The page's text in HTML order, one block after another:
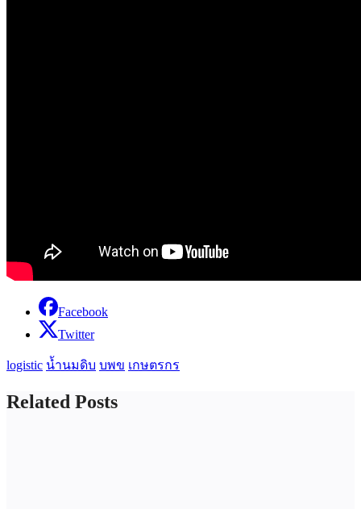
Facebook
Twitter
logistic น้ำนมดิบ บพข เกษตรกร
Related Posts